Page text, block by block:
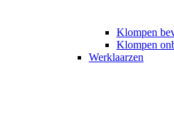
Klompen
Klompen
Werklaarzen